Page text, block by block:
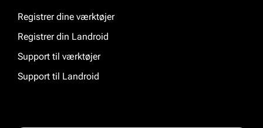
Registrer dine værktøjer
Registrer din Landroid
Support til værktøjer
Support til Landroid